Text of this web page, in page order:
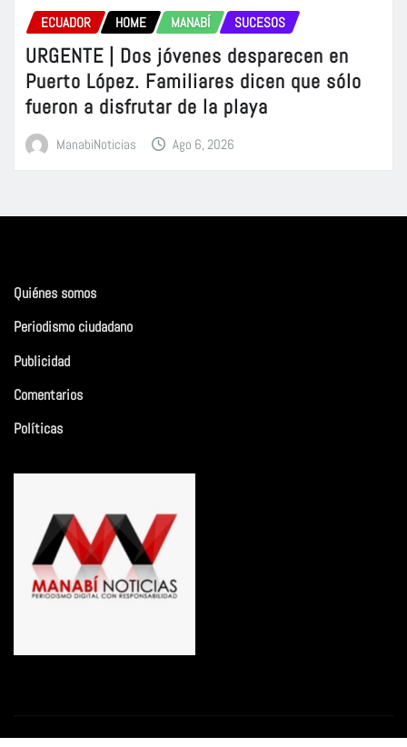
ECUADOR HOME MANABÍ SUCESOS
URGENTE | Dos jóvenes desparecen en
Puerto López. Familiares dicen que sólo
fueron a disfrutar de la playa
ManabiNoticias Ago 6, 2026
Quiénes somos
Periodismo ciudadano
Publicidad
Comentarios
Políticas